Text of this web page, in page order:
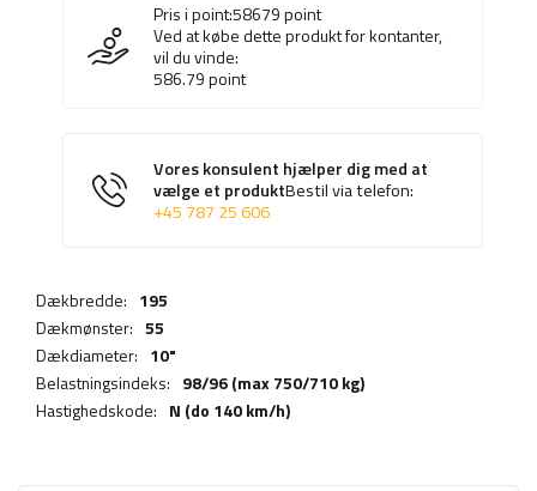
Pris i point:58679point
Ved at købe dette produkt for kontanter,
vil du vinde:
586.79point
Vores konsulent hjælper dig med at
vælge et produktBestil via telefon:
+45 787 25 606
Dækbredde: 195
Dækmønster: 55
Dækdiameter: 10"
Belastningsindeks: 98/96 (max 750/710 kg)
Hastighedskode: N (do 140 km/h)